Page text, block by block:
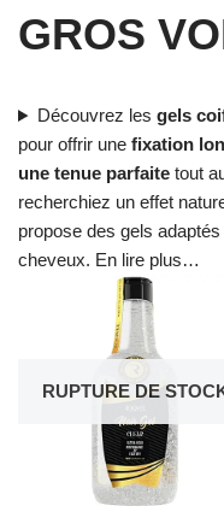
GROS
Découvrez les gels
pour offrir une fixation
une tenue parfaite tout
recherchiez un effet
propose des gels
cheveux. En lire plus…
RUPTURE DE